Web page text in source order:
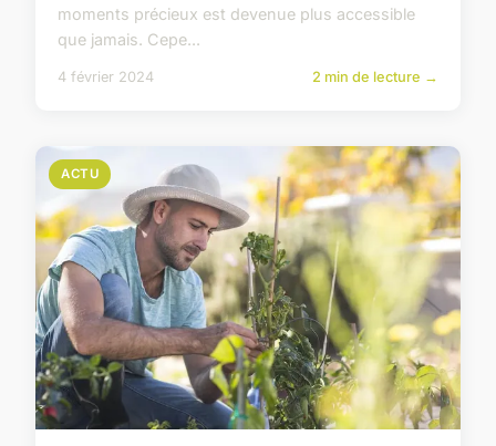
moments précieux est devenue plus accessible
que jamais. Cepe...
4 février 2024 2 min de lecture →
ACTU